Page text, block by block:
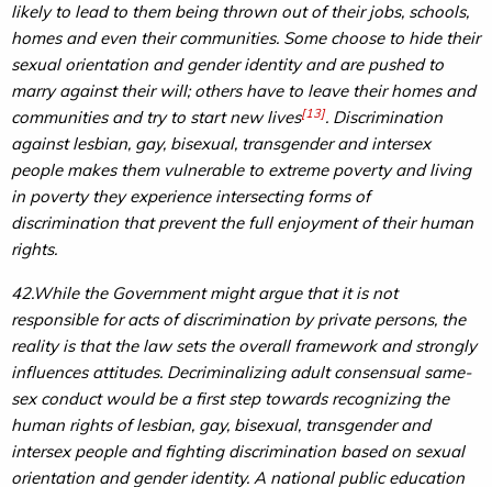
likely to lead to them being thrown out of their jobs, schools,
homes and even their communities. Some choose to hide their
sexual orientation and gender identity and are pushed to
marry against their will; others have to leave their homes and
communities and try to start new lives[13]. Discrimination
against lesbian, gay, bisexual, transgender and intersex
people makes them vulnerable to extreme poverty and living
in poverty they experience intersecting forms of
discrimination that prevent the full enjoyment of their human
rights.
42.While the Government might argue that it is not
responsible for acts of discrimination by private persons, the
reality is that the law sets the overall framework and strongly
influences attitudes. Decriminalizing adult consensual same-
sex conduct would be a first step towards recognizing the
human rights of lesbian, gay, bisexual, transgender and
intersex people and fighting discrimination based on sexual
orientation and gender identity. A national public education